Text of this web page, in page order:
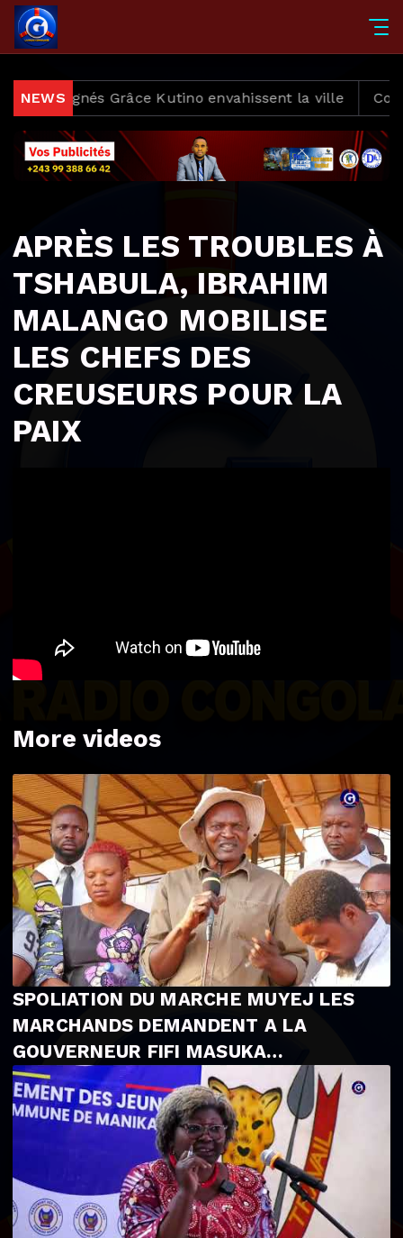
NEWS
» signés Grâce Kutino envahissent la ville Cobalt
APRÈS LES TROUBLES À
TSHABULA, IBRAHIM
MALANGO MOBILISE
LES CHEFS DES
CREUSEURS POUR LA
PAIX
More videos
SPOLIATION DU MARCHE MUYEJ LES
MARCHANDS DEMANDENT A LA
GOUVERNEUR FIFI MASUKA
L'INDENMNISATION